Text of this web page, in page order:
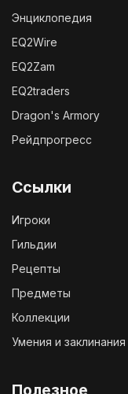
Энциклопедия
EQ2Wire
EQ2Zam
EQ2traders
Dragon's Armory
Рейдпрогресс
Ссылки
Игроки
Гильдии
Рецепты
Предметы
Коллекции
Умения и заклинания
Полезное